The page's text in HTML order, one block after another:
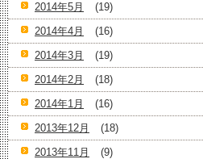
2014年5月
(19)
2014年4月
(16)
2014年3月
(19)
2014年2月
(18)
2014年1月
(16)
2013年12月
(18)
2013年11月
(9)